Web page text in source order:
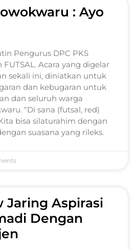
: Ayo
Pengurus DPC PKS
Acara yang digelar
sekali ini, diniatkan untuk
dan kebugaran untuk
dan seluruh warga
“Di sana (futsal, red)
bisa silaturahim dengan
suasana yang rileks.
Jaring Aspirasi
Dengan